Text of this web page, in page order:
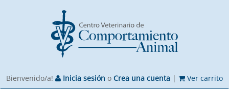
Bienvenido/a! Inicia sesión o Crea una cuenta | Ver carrito